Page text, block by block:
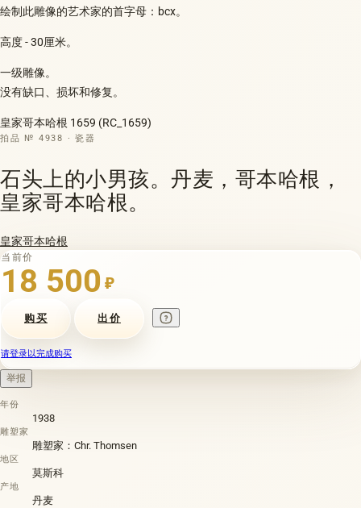
绘制此雕像的艺术家的首字母：bcx。
高度 - 30厘米。
一级雕像。
没有缺口、损坏和修复。
皇家哥本哈根 1659 (RC_1659)
拍品 № 4938 · 瓷器
石头上的小男孩。丹麦，哥本哈根，
皇家哥本哈根。
皇家哥本哈根
当前价
18 500 ₽
购买 出价
请登录以完成购买
举报
年份
1938
雕塑家
雕塑家：Chr. Thomsen
地区
莫斯科
产地
丹麦